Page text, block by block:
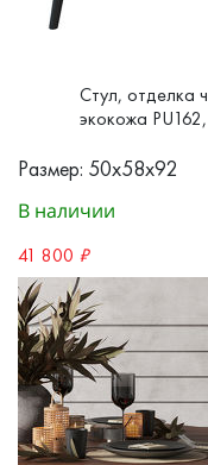
Стул, отделка
экокожа
Размер: 50x58x92
В наличии
41 800 ₽